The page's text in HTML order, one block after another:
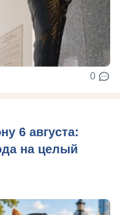
0
6 августа:
на целый